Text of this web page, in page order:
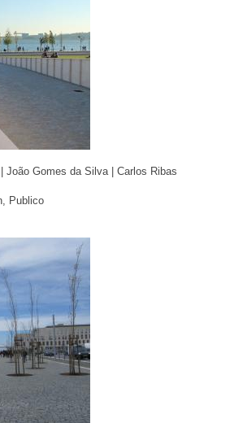
João Gomes da Silva | Carlos Ribas
Publico